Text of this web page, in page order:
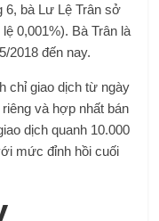
6, bà Lư Lệ Trân sở
0,001%). Bà Trân là
2018 đến nay.
chỉ giao dịch từ ngày
và hợp nhất bán
dịch quanh 10.000
mức đỉnh hồi cuối